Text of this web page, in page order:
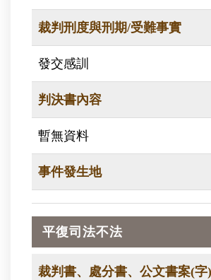
裁判刑度與刑期/受難事實
發交感訓
判決書內容
暫無資料
事件發生地
平復司法不法
裁判書、處分書、公文書案(